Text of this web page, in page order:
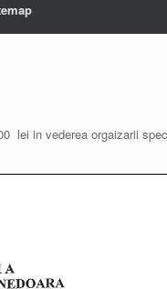
lei in vederea orgaizarii